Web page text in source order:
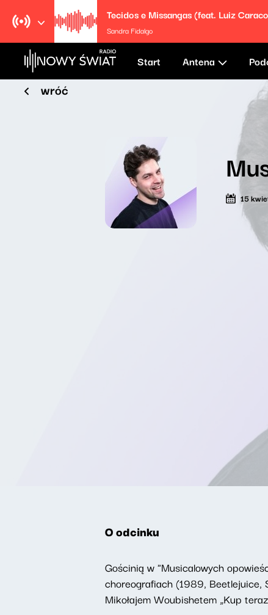
Tecidos e Missangas (feat. Luiz
Sandra Fidalgo
Start Antena
wróć
15
O odcinku
Gościnią w "Musicalowych
choreografiach (1989, Beetlejuice,
Mikołajem Woubishetem „Kup